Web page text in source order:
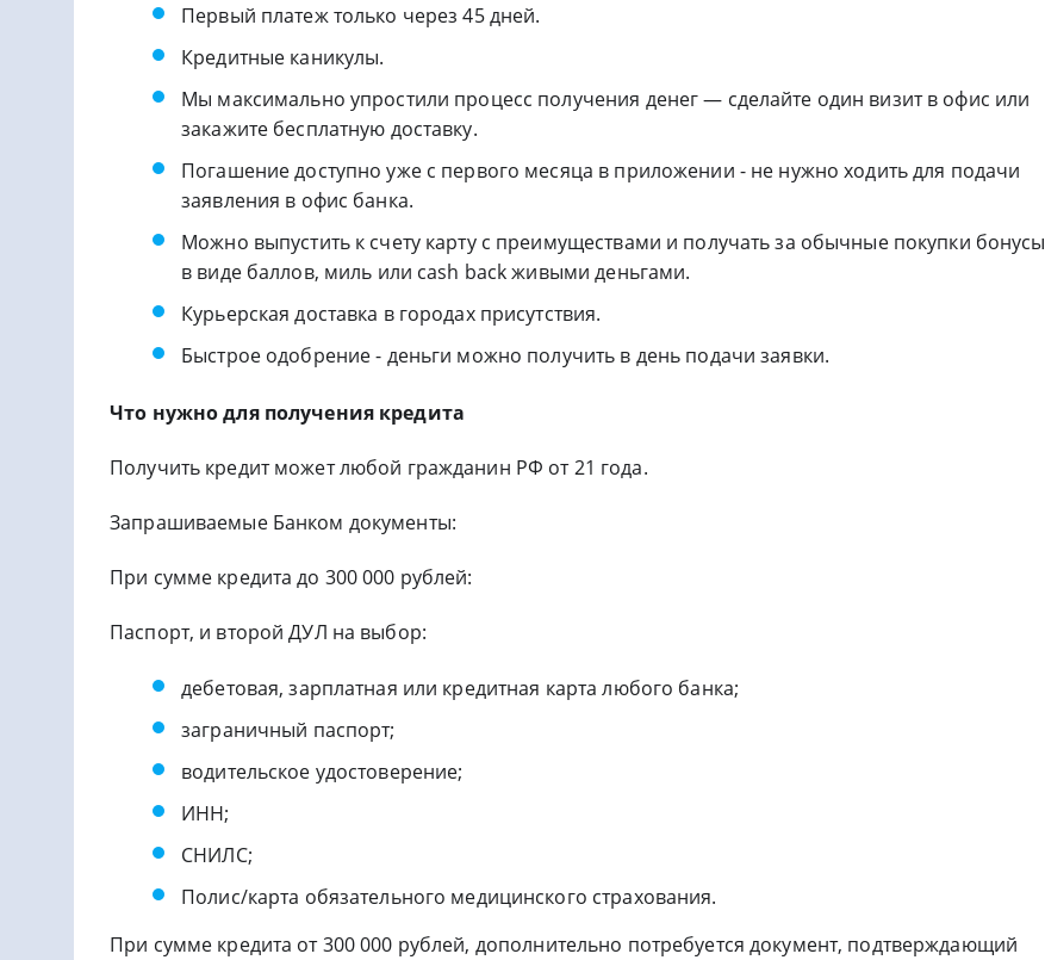
Первый платеж только через 45 дней.
Кредитные каникулы.
Мы максимально упростили процесс получения денег — сделайте один визит в офис или
закажите бесплатную доставку.
Погашение доступно уже с первого месяца в приложении - не нужно ходить для подачи
заявления в офис банка.
Можно выпустить к счету карту с преимуществами и получать за обычные покупки бонусы
в виде баллов, миль или cash back живыми деньгами.
Курьерская доставка в городах присутствия.
Быстрое одобрение - деньги можно получить в день подачи заявки.
Что нужно для получения кредита
Получить кредит может любой гражданин РФ от 21 года.
Запрашиваемые Банком документы:
При сумме кредита до 300 000 рублей:
Паспорт, и второй ДУЛ на выбор:
дебетовая, зарплатная или кредитная карта любого банка;
заграничный паспорт;
водительское удостоверение;
ИНН;
СНИЛС;
Полис/карта обязательного медицинского страхования.
При сумме кредита от 300 000 рублей, дополнительно потребуется документ, подтверждающий